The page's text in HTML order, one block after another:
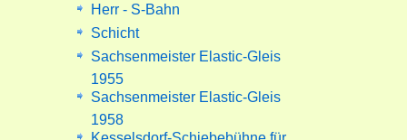
Herr - S-Bahn
Schicht
Sachsenmeister Elastic-Gleis
1955
Sachsenmeister Elastic-Gleis
1958